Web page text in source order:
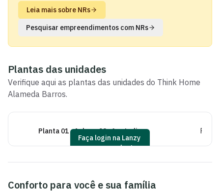
Leia mais sobre NRs
Pesquisar empreendimentos com NRs
Plantas das unidades
Verifique aqui as plantas das unidades do Think Home
Alameda Barros.
Planta 01 - 1 dorm 23m² - studio
Faça login na Lanzy
para ver as plantas
Conforto para você e sua família